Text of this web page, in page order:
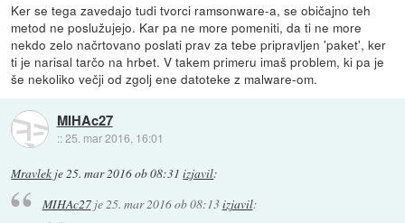
Ker se tega zavedajo tudi tvorci ramsonware-a, se običajno teh
metod ne poslužujejo. Kar pa ne more pomeniti, da ti ne more
nekdo zelo načrtovano poslati prav za tebe pripravljen 'paket', ker
ti je narisal tarčo na hrbet. V takem primeru imaš problem, ki pa je
še nekoliko večji od zgolj ene datoteke z malware-om.
MIHAc27
::25. mar 2016, 16:01
Mravlek je25. mar 2016 ob 08:31 izjavil:
MIHAc27je 25. mar 2016 ob 08:13izjavil: